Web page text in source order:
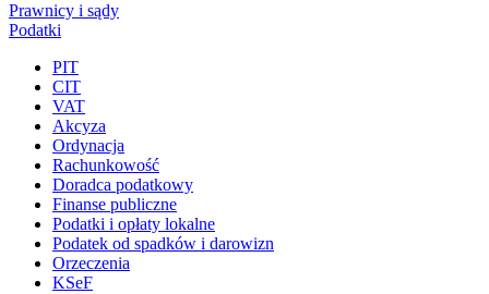
Prawnicy i sądy
Podatki
PIT
CIT
VAT
Akcyza
Ordynacja
Rachunkowość
Doradca podatkowy
Finanse publiczne
Podatki i opłaty lokalne
Podatek od spadków i darowizn
Orzeczenia
KSeF